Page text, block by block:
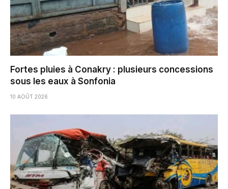
Fortes pluies à Conakry : plusieurs concessions
sous les eaux à Sonfonia
10 AOÛT 2026